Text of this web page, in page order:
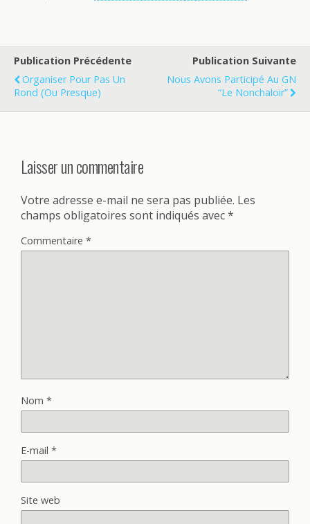
Publication Précédente
Organiser Pour Pas Un
Rond (ou Presque)
Publication Suivante
Nous Avons Participé Au GN
“Le Nonchaloir”
Laisser un commentaire
Votre adresse e-mail ne sera pas publiée. Les
champs obligatoires sont indiqués avec*
Commentaire *
Nom *
E-mail *
Site web